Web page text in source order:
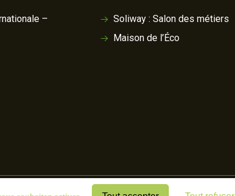
–
Soliway : Salon des métiers
Maison de l’Éco